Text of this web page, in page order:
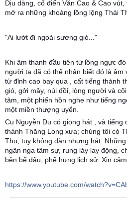
Dịu dàng, cổ điển Văn Cao & Cao
mở ra những khoảng lồng lộng Thái
"Ai lướt đi ngoài sương gió..."
Khi âm thanh đầu tiên từ lồng ngực
người ta đã có thể nhận biết đó là âm
từ đỉnh cao bay qua , cất tiếng thánh
gió, gởi mây, núi đồi, lòng người và
tâm, một phiến hồn nghe như tiếng
một miền thượng uyển.
Cụ Nguyễn Du có giọng hát , và tiếng
thành Thăng Long xưa; chúng tôi có
Thu, tuy không đàn nhưng hát.
ngân nga tâm sự, rung láy lay động,
bên bể dâu, phế hưng lịch sử. Xin
https://www.youtube.com/